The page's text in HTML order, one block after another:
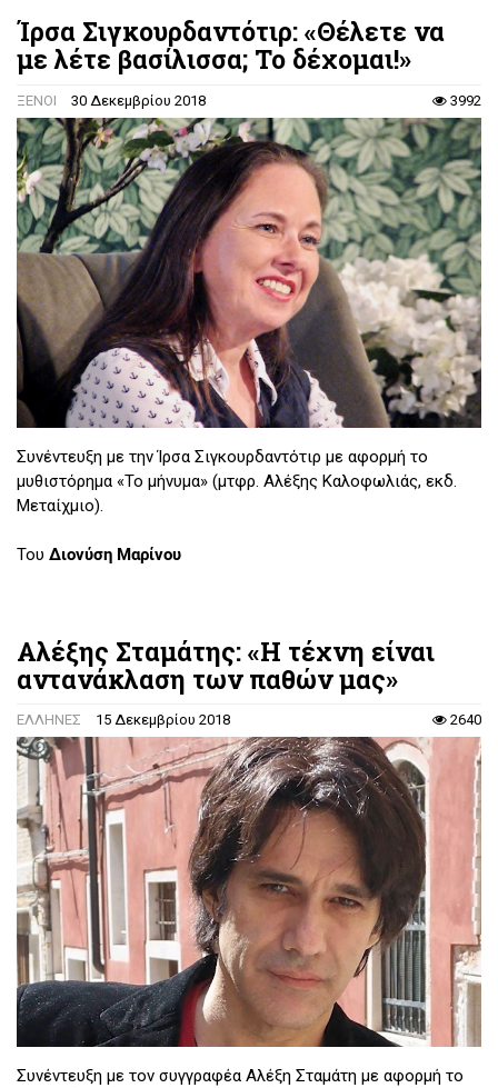
Ίρσα Σιγκουρδαντότιρ: «Θέλετε να
με λέτε βασίλισσα; Το δέχομαι!»
ΞΕΝΟΙ 30 Δεκεμβρίου 2018 3992
Συνέντευξη με την Ίρσα Σιγκουρδαντότιρ με αφορμή το
μυθιστόρημα «Το μήνυμα» (μτφρ. Αλέξης Καλοφωλιάς, εκδ.
Μεταίχμιο).
Του Διονύση Μαρίνου
Αλέξης Σταμάτης: «Η τέχνη είναι
αντανάκλαση των παθών μας»
ΕΛΛΗΝΕΣ 15 Δεκεμβρίου 2018 2640
Συνέντευξη με τον συγγραφέα Αλέξη Σταμάτη με αφορμή το